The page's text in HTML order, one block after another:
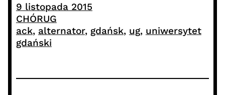
9 listopada 2015
CHÓRUG
ack, alternator, gdańsk, ug, uniwersytet
gdański